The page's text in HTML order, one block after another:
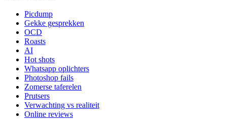
Picdump
Gekke gesprekken
OCD
Roasts
AI
Hot shots
Whatsapp oplichters
Photoshop fails
Zomerse taferelen
Prutsers
Verwachting vs realiteit
Online reviews